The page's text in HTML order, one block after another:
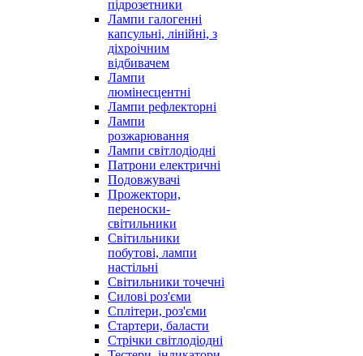
підрозетники
Лампи галогенні
капсульні, лінійні, з
діхроічним
відбивачем
Лампи
люмінесцентні
Лампи рефлекторні
Лампи
розжарювання
Лампи світлодіодні
Патрони електричні
Подовжувачі
Прожектори,
переноски-
світильники
Світильники
побутові, лампи
настільні
Світильники точечні
Силові роз'єми
Сплітери, роз'єми
Стартери, баласти
Стрічки світлодіодні